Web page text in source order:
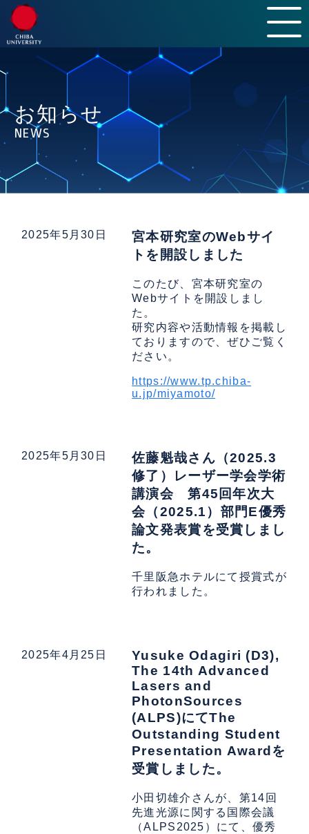
HOME
LABORATORY
MEMBER
CAMPUS LIFE
INFORMATION
NEWS
お知らせ
NEWS
2025年5月30日
宮本研究室のWebサイ
トを開設しました
このたび、宮本研究室の
Webサイトを開設しまし
た。
研究内容や活動情報を掲載し
ておりますので、ぜひご覧く
ださい。
https://www.tp.chiba-
u.jp/miyamoto/
2025年5月30日
佐藤魁哉さん（2025.3
修了）レーザー学会学術
講演会 第45回年次大
会（2025.1）部門E優秀
論文発表賞を受賞しまし
た。
千里阪急ホテルにて授賞式が
行われました。
2025年4月25日
Yusuke Odagiri (D3),
The 14th Advanced
Lasers and
PhotonSources
(ALPS)にてThe
Outstanding Student
Presentation Awardを
受賞しました。
小田切雄介さんが、第14回
先進光源に関する国際会議
（ALPS2025）にて、優秀